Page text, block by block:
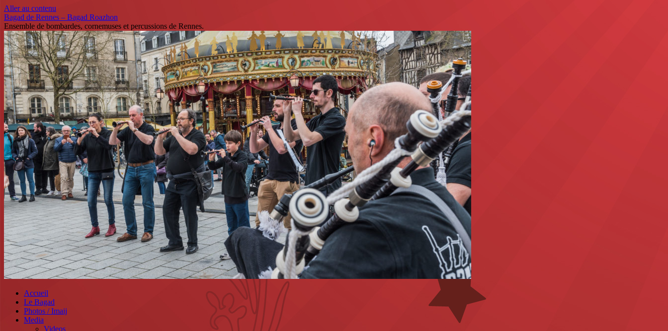
Aller au contenu
Bagad de Rennes – Bagad Roazhon
Ensemble de bombardes, cornemuses et percussions de Rennes.
Accueil
Le Bagad
Photos / Imaij
Media
Videos